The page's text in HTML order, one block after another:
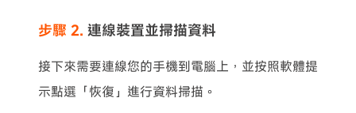
步驟 2. 連線裝置並掃描資料
接下來需要連線您的手機到電腦上，並按照軟體提
示點選「恢復」進行資料掃描。